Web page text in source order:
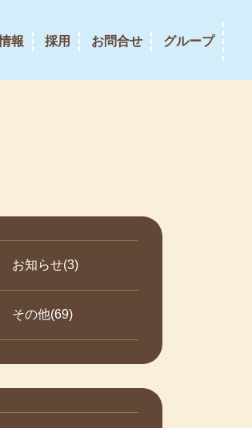
報 採用 お問合せ グループ
お知らせ(3)
その他(69)